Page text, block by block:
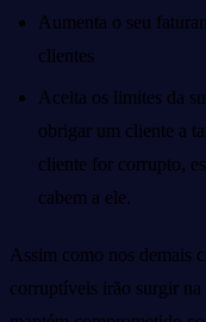
Aumenta o seu
clientes
Aceita os limites da
obrigar um cliente a
cliente for corrupto,
cabem a ele.
Assim como nos demais
corruptíveis irão surgir